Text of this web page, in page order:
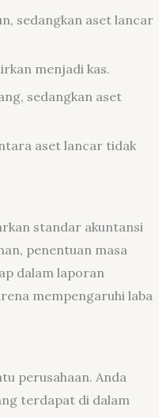
sedangkan aset lancar
menjadi kas.
sedangkan aset
aset lancar tidak
standar akuntansi
penentuan masa
dalam laporan
mempengaruhi laba
perusahaan. Anda
terdapat di dalam